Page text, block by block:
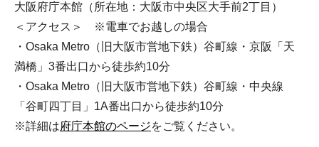
大阪府庁本館（所在地：大阪市中央区大手前2丁目）
＜アクセス＞ ※電車でお越しの場合
・Osaka Metro（旧大阪市営地下鉄）谷町線・京阪「天
満橋」3番出口から徒歩約10分
・Osaka Metro（旧大阪市営地下鉄）谷町線・中央線
「谷町四丁目」1A番出口から徒歩約10分
※詳細は府庁本館のページをご覧ください。